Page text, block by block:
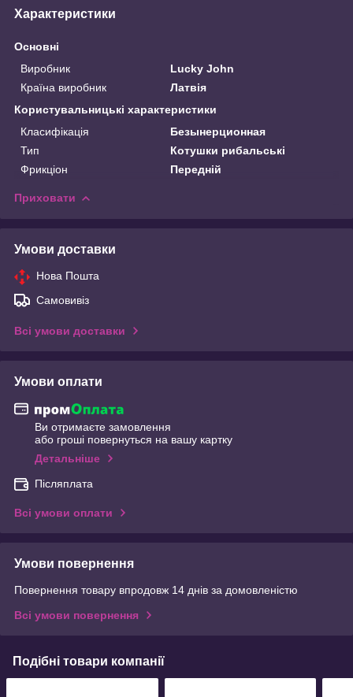
Характеристики
Основні
Виробник
Lucky John
Країна виробник
Латвія
Користувальницькі характеристики
Класифікація
Безынерционная
Тип
Котушки рибальські
Фрикціон
Передній
Приховати
Умови доставки
Нова Пошта
Самовивіз
Всі умови доставки
Умови оплати
Ви отримаєте замовлення
або гроші повернуться на вашу картку
Детальніше
Післяплата
Всі умови оплати
Умови повернення
Повернення товару впродовж 14 днів за домовленістю
Всі умови повернення
Подібні товари компанії